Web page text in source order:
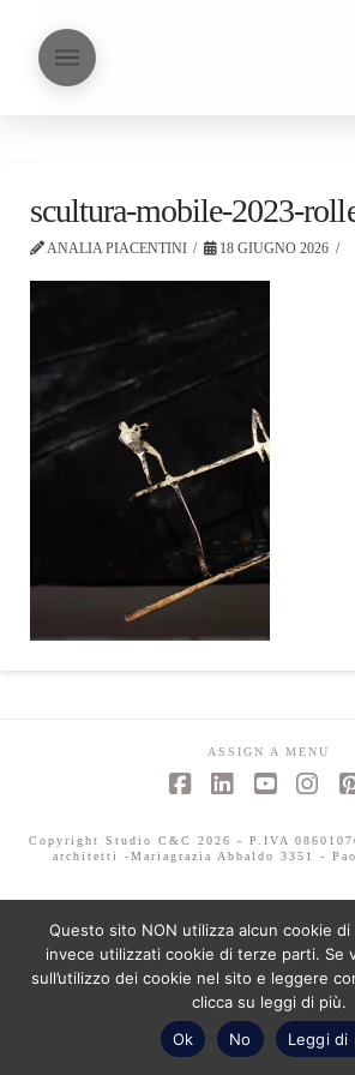
scultura-mobile-2023-
ANALIA PIACENTINI 18 GIUGNO 2026
ASSIGN A MENU
Copyright Studio C&C 2026 - P.IVA
architetti -Mariagrazia Abbaldo 3351 -
Questo sito NON utilizza alcun cookie
invece utilizzati cookie di terze parti. Se
sull’utilizzo dei cookie nel sito e leggere
clicca su leggi di più.
Ok
No Leggi di